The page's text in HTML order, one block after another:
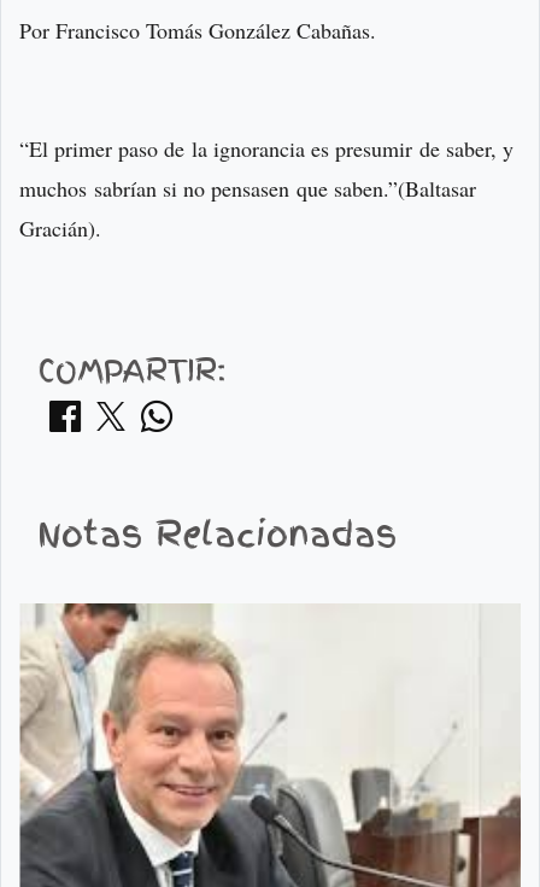
Por Francisco Tomás González Cabañas.
“El primer paso de la ignorancia es presumir de saber, y
muchos sabrían si no pensasen que saben.”(Baltasar
Gracián).
COMPARTIR:
Notas Relacionadas